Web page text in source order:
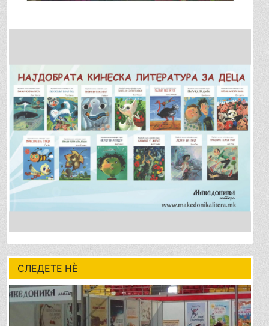
СЛЕДЕТЕ НÈ